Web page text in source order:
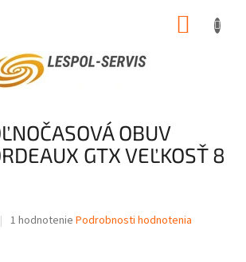
OBUV
GTX VEĽKOSŤ 8
Priemerné
1 hodnotenie Podrobnosti hodnotenia